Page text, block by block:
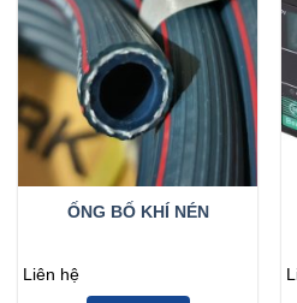
ỐNG BỐ KHÍ NÉN
Liên hệ